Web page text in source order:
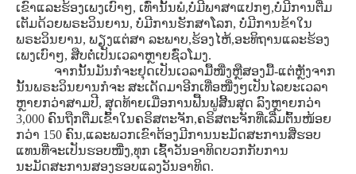
ເຂົາແລະຮ້ອງເພງເບົາໆ, ເທົ່ານັ້ນພໍ,ບໍ່ມີພາສາແປກໆ,ບໍ່ມີການຕື່ມ
ເຕັມດ້ວຍພຣະວິນຍານ, ບໍ່ມີການຮັກສາໂລກ, ບໍ່ມີການຂ້າໃນ
ພຣະວິນຍານ, ພຽງແຕ່ສາ ລະພາບ,ຮ້ອງໄຫ້,ອະທິຖານແລະຮ້ອງ
ເພງເບົາໆ, ສືບຕໍ່ເປັນເວລາຫຼາຍຊົ່ວໂມງ.
ຈາກນັ້ນມັນກໍຈະຢຸດເປັນເວລາມື້ໜື່ງຫຼືສອງມື້-ແຕ່ຫຼັງຈາກ
ນັ້ນພຣະວິນຍານກໍຈະ ສະເດັດມາອີກເທື່ອໜື່ງໆເປັນໄລຍະເວລາ
ຫຼາຍກວ່າສາມປີ, ສຸດທ້າຍເມື່ອການຟື້ນຟູສີ້ນສຸດ ລົງຫຼາຍກວ່າ
3,000 ຄົນຖືກຕື່ມເຂົ້າໃນຄຣິສຕະຈັກ,ຄຣິສຕະຈັກທີ່ເລີ່ມຕົ້ນໜ້ອຍ
ກວ່າ 150 ຄົນ,ແລະພວກເຂົາຕ້ອງມີການນະມັດສະການສີ່ຮອບ
ແທນທີ່ຈະເປັນຮອບໜື່ງ,ທຸກ ເຊົ້າວັນອາທິດບວກກັບການ
ນະມັດສະການສອງຮອບແລງວັນອາທິດ.